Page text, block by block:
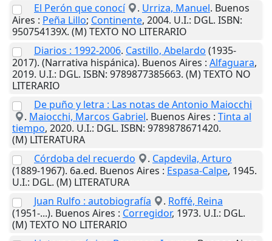
El Perón que conocí
. Urriza, Manuel. Buenos
Aires : Peña Lillo; Continente, 2004. U.I.: DGL. ISBN:
950754139X. (M) TEXTO NO LITERARIO
Diarios : 1992-2006. Castillo, Abelardo (1935-
2017). (Narrativa hispánica). Buenos Aires : Alfaguara,
2019. U.I.: DGL. ISBN: 9789877385663. (M) TEXTO NO
LITERARIO
De puño y letra : Las notas de Antonio Maiocchi
. Maiocchi, Marcos Gabriel. Buenos Aires : Tinta al
tiempo, 2020. U.I.: DGL. ISBN: 9789878671420.
(M) LITERATURA
Córdoba del recuerdo
. Capdevila, Arturo
(1889-1967). 6a.ed. Buenos Aires : Espasa-Calpe, 1945.
U.I.: DGL. (M) LITERATURA
Juan Rulfo : autobiografía
. Roffé, Reina
(1951-...). Buenos Aires : Corregidor, 1973. U.I.: DGL.
(M) TEXTO NO LITERARIO